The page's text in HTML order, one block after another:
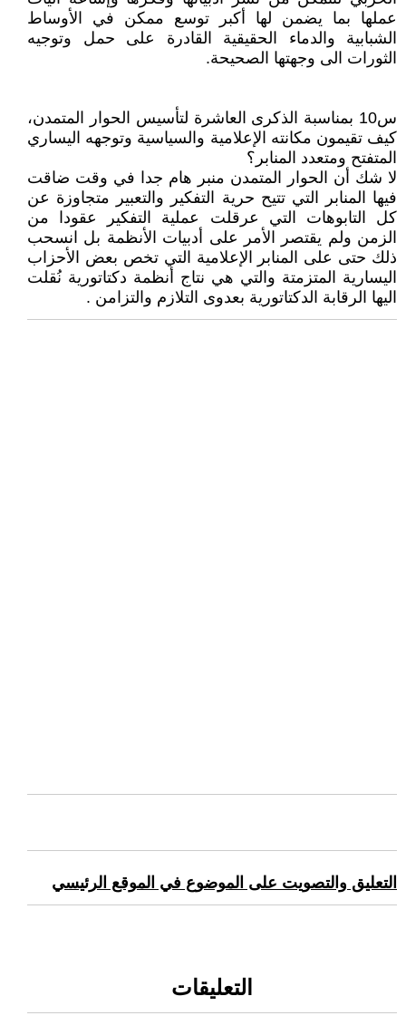
عملها بما يضمن لها أكبر توسع ممكن في الأوساط
الشبابية والدماء الحقيقية القادرة على حمل وتوجيه
الثورات الى وجهتها الصحيحة.
س10 بمناسبة الذكرى العاشرة لتأسيس الحوار المتمدن،
كيف تقيمون مكانته الإعلامية والسياسية وتوجهه اليساري
المتفتح ومتعدد المنابر؟
لا شك أن الحوار المتمدن منبر هام جدا في وقت ضاقت
فيها المنابر التي تتيح حرية التفكير والتعبير متجاوزة عن
كل التابوهات التي عرقلت عملية التفكير عقودا من
الزمن ولم يقتصر الأمر على أدبيات الأنظمة بل انسحب
ذلك حتى على المنابر الإعلامية التي تخص بعض الأحزاب
اليسارية المتزمتة والتي هي نتاج أنظمة دكتاتورية نُقلت
اليها الرقابة الدكتاتورية بعدوى التلازم والتزامن .
التعليق والتصويت على الموضوع في الموقع الرئيسي
التعليقات